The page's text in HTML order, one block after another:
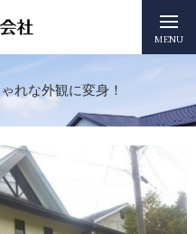
MENU
れな外観に変身！